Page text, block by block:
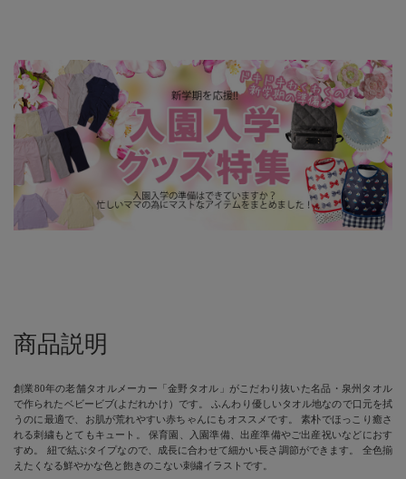
商品説明
創業80年の老舗タオルメーカー「金野タオル」がこだわり抜いた名品・泉州タオル
で作られたベビービブ(よだれかけ）です。 ふんわり優しいタオル地なので口元を拭
うのに最適で、お肌が荒れやすい赤ちゃんにもオススメです。 素朴でほっこり癒さ
れる刺繍もとてもキュート。 保育園、入園準備、出産準備やご出産祝いなどにおす
すめ。 紐で結ぶタイプなので、成長に合わせて細かい長さ調節ができます。 全色揃
えたくなる鮮やかな色と飽きのこない刺繍イラストです。